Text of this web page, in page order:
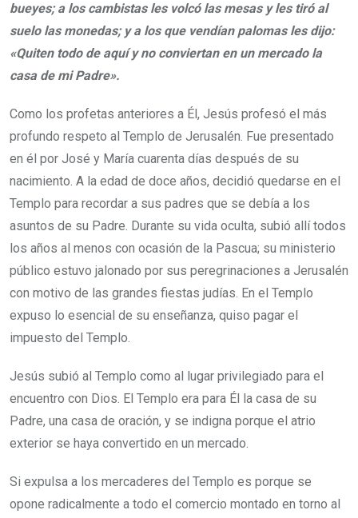
bueyes; a los cambistas les volcó las mesas y les tiró al
suelo las monedas; y a los que vendían palomas les dijo:
«Quiten todo de aquí y no conviertan en un mercado la
casa de mi Padre».
Como los profetas anteriores a Él, Jesús profesó el más
profundo respeto al Templo de Jerusalén. Fue presentado
en él por José y María cuarenta días después de su
nacimiento. A la edad de doce años, decidió quedarse en el
Templo para recordar a sus padres que se debía a los
asuntos de su Padre. Durante su vida oculta, subió allí todos
los años al menos con ocasión de la Pascua; su ministerio
público estuvo jalonado por sus peregrinaciones a Jerusalén
con motivo de las grandes fiestas judías. En el Templo
expuso lo esencial de su enseñanza, quiso pagar el
impuesto del Templo.
Jesús subió al Templo como al lugar privilegiado para el
encuentro con Dios. El Templo era para Él la casa de su
Padre, una casa de oración, y se indigna porque el atrio
exterior se haya convertido en un mercado.
Si expulsa a los mercaderes del Templo es porque se
opone radicalmente a todo el comercio montado en torno al